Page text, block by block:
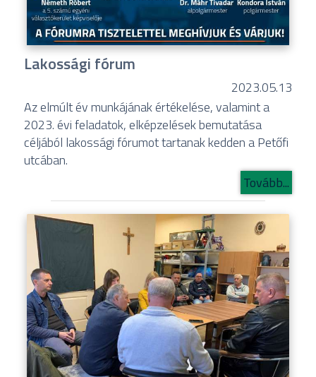
Lakossági fórum
2023.05.13
Az elmúlt év munkájának értékelése, valamint a
2023. évi feladatok, elképzelések bemutatása
céljából lakossági fórumot tartanak kedden a Petőfi
utcában.
Tovább...